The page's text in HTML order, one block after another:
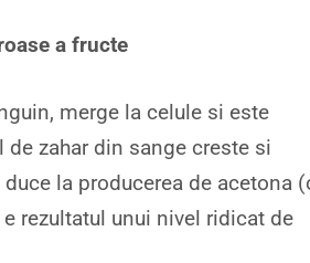
a fructe
merge la celule si este
zahar din sange creste si
la producerea de acetona
rezultatul unui nivel ridicat de